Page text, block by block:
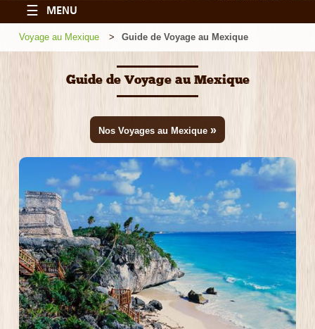
☰ MENU
Voyage au Mexique Guide de Voyage au Mexique
Guide de Voyage au Mexique
Nos Voyages au Mexique »